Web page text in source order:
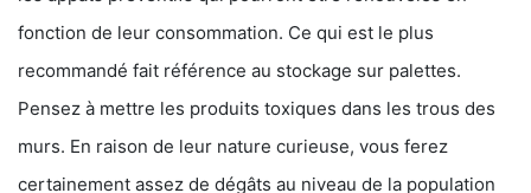
fonction de leur consommation. Ce qui est le plus
recommandé fait référence au stockage sur palettes.
Pensez à mettre les produits toxiques dans les trous des
murs. En raison de leur nature curieuse, vous ferez
certainement assez de dégâts au niveau de la population